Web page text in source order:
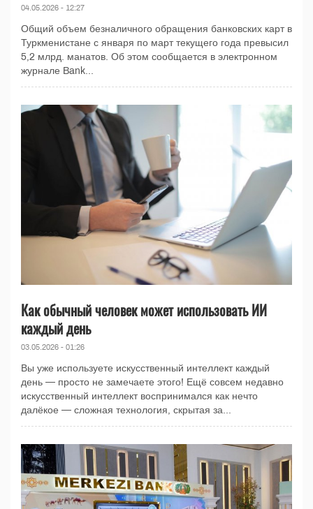
04.05.2026 - 12:27
Общий объем безналичного обращения банковских карт в
Туркменистане с января по март текущего года превысил
5,2 млрд. манатов. Об этом сообщается в электронном
журнале Bank...
Как обычный человек может использовать ИИ
каждый день
03.05.2026 - 01:26
Вы уже используете искусственный интеллект каждый
день — просто не замечаете этого! Ещё совсем недавно
искусственный интеллект воспринимался как нечто
далёкое — сложная технология, скрытая за...